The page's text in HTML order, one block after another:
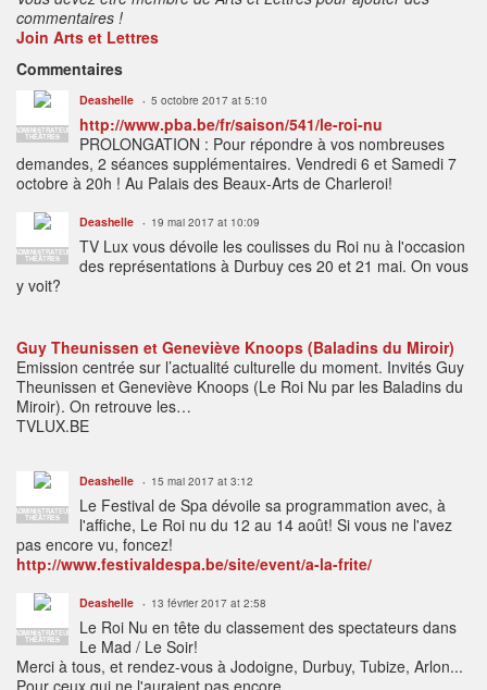
commentaires !
Join Arts et Lettres
Commentaires
ADMINISTRATEUR
THÉÂTRES
Deashelle 5 octobre 2017 at 5:10
http://www.pba.be/fr/saison/541/le-roi-nu
PROLONGATION : Pour répondre à vos nombreuses
demandes, 2 séances supplémentaires. Vendredi 6 et Samedi 7
octobre à 20h ! Au Palais des Beaux-Arts de Charleroi!
ADMINISTRATEUR
THÉÂTRES
Deashelle 19 mai 2017 at 10:09
TV Lux vous dévoile les coulisses du Roi nu à l'occasion
des représentations à Durbuy ces 20 et 21 mai. On vous
y voit?
Guy Theunissen et Geneviève Knoops (Baladins du Miroir)
Emission centrée sur l’actualité culturelle du moment. Invités Guy
Theunissen et Geneviève Knoops (Le Roi Nu par les Baladins du
Miroir). On retrouve les…
TVLUX.BE
ADMINISTRATEUR
THÉÂTRES
Deashelle 15 mai 2017 at 3:12
Le Festival de Spa dévoile sa programmation avec, à
l'affiche, Le Roi nu du 12 au 14 août! Si vous ne l'avez
pas encore vu, foncez!
http://www.festivaldespa.be/site/event/a-la-frite/
ADMINISTRATEUR
THÉÂTRES
Deashelle 13 février 2017 at 2:58
Le Roi Nu en tête du classement des spectateurs dans
Le Mad / Le Soir!
Merci à tous, et rendez-vous à Jodoigne, Durbuy, Tubize, Arlon...